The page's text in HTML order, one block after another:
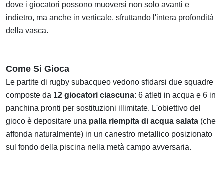
dove i giocatori possono muoversi non solo avanti e
indietro, ma anche in verticale, sfruttando l'intera profondità
della vasca.
Come Si Gioca
Le partite di rugby subacqueo vedono sfidarsi due squadre
composte da 12 giocatori ciascuna: 6 atleti in acqua e 6 in
panchina pronti per sostituzioni illimitate. L'obiettivo del
gioco è depositare una palla riempita di acqua salata (che
affonda naturalmente) in un canestro metallico posizionato
sul fondo della piscina nella metà campo avversaria.